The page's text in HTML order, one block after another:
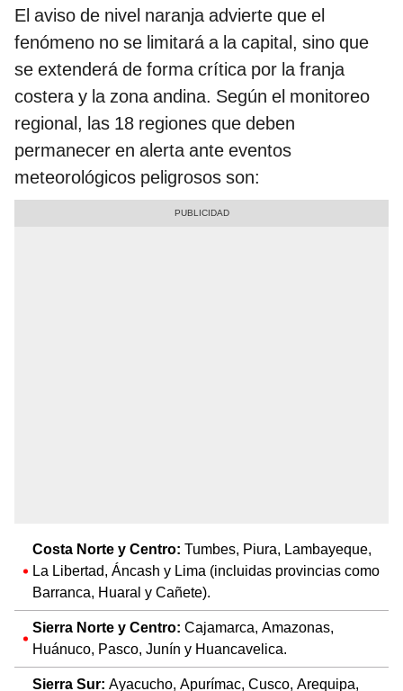
El aviso de nivel naranja advierte que el
fenómeno no se limitará a la capital, sino que
se extenderá de forma crítica por la franja
costera y la zona andina. Según el monitoreo
regional, las 18 regiones que deben
permanecer en alerta ante eventos
meteorológicos peligrosos son:
Costa Norte y Centro: Tumbes, Piura, Lambayeque,
La Libertad, Áncash y Lima (incluidas provincias como
Barranca, Huaral y Cañete).
Sierra Norte y Centro: Cajamarca, Amazonas,
Huánuco, Pasco, Junín y Huancavelica.
Sierra Sur: Ayacucho, Apurímac, Cusco, Arequipa,